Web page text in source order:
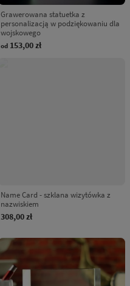
Grawerowana statuetka z
personalizacją w podziękowaniu dla
wojskowego
od153,00 zł
Name Card - szklana wizytówka z
nazwiskiem
308,00 zł